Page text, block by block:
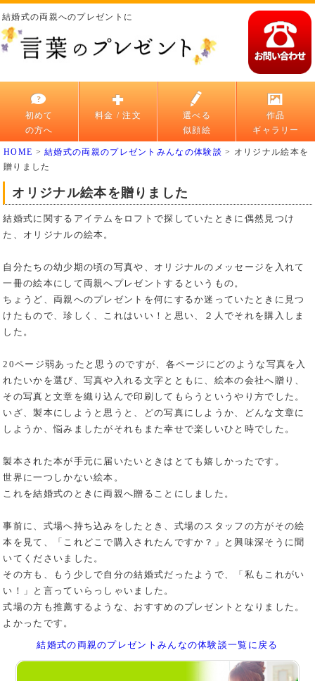
結婚式の両親へのプレゼントに
初めて
の方へ
料金 / 注文
選べる
似顔絵
作品
ギャラリー
HOME >結婚式の両親のプレゼントみんなの体験談 > オリジナル絵本を
贈りました
オリジナル絵本を贈りました
結婚式に関するアイテムをロフトで探していたときに偶然見つけ
た、オリジナルの絵本。
自分たちの幼少期の頃の写真や、オリジナルのメッセージを入れて
一冊の絵本にして両親へプレゼントするというもの。
ちょうど、両親へのプレゼントを何にするか迷っていたときに見つ
けたもので、珍しく、これはいい！と思い、２人でそれを購入しま
した。
20ページ弱あったと思うのですが、各ページにどのような写真を入
れたいかを選び、写真や入れる文字とともに、絵本の会社へ贈り、
その写真と文章を織り込んで印刷してもらうというやり方でした。
いざ、製本にしようと思うと、どの写真にしようか、どんな文章に
しようか、悩みましたがそれもまた幸せで楽しいひと時でした。
製本された本が手元に届いたいときはとても嬉しかったです。
世界に一つしかない絵本。
これを結婚式のときに両親へ贈ることにしました。
事前に、式場へ持ち込みをしたとき、式場のスタッフの方がその絵
本を見て、「これどこで購入されたんですか？」と興味深そうに聞
いてくださいました。
その方も、もう少しで自分の結婚式だったようで、「私もこれがい
い！」と言っていらっしゃいました。
式場の方も推薦するような、おすすめのプレゼントとなりました。
よかったです。
結婚式の両親のプレゼントみんなの体験談一覧に戻る